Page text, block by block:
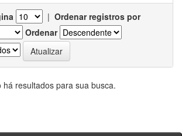
| Ordenar registros por
Ordenar
há resultados para sua busca.